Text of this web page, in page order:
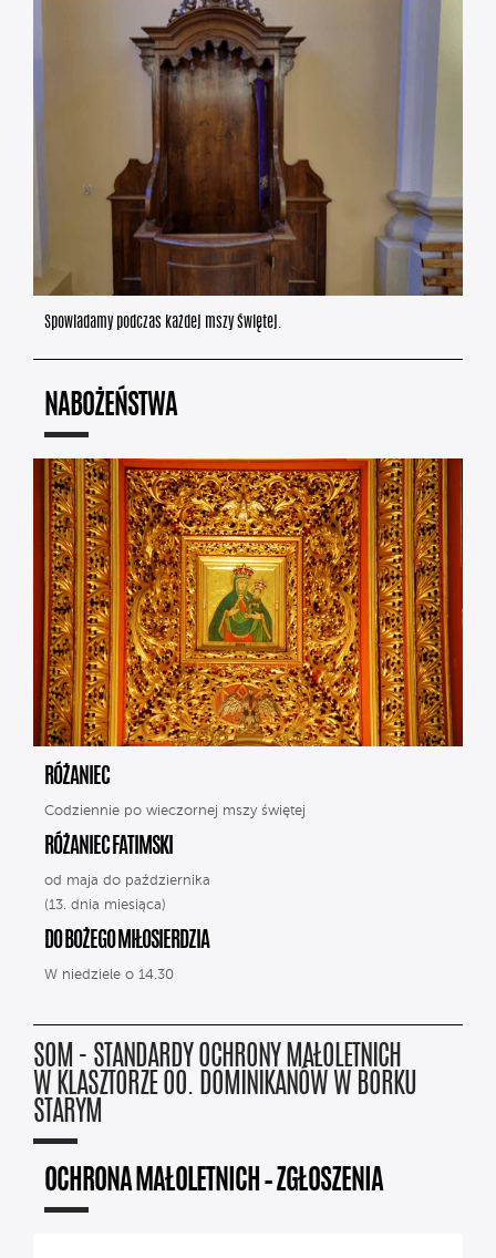
Spowiadamy podczas każdej mszy świętej.
NABOŻEŃSTWA
RÓŻANIEC
Codziennie po wieczornej mszy świętej
RÓŻANIEC FATIMSKI
od maja do października
(13. dnia miesiąca)
DO BOŻEGO MIŁOSIERDZIA
W niedziele o 14.30
SOM - STANDARDY OCHRONY MAŁOLETNICH
W KLASZTORZE OO. DOMINIKANÓW W BORKU
STARYM
OCHRONA MAŁOLETNICH – ZGŁOSZENIA